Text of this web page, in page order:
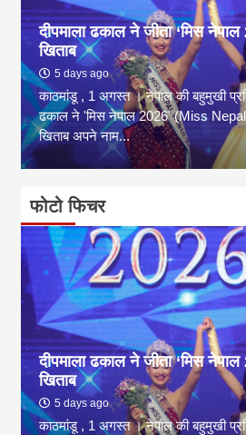
दीपमाला ढकाल ने जीता ‘मिस नेपाल
खिताब
5 days ago
काठमांडू , 1 अगस्त । नेपाल की बहुमुखी
ढकाल ने 'मिस नेपाल 2026' (Miss Nepal
खिताब अपने नाम...
फोटो फिचर
दीपमाला ढकाल ने जीता ‘मिस नेपाल
खिताब
5 days ago
काठमांडू , 1 अगस्त । नेपाल की बहुमुखी